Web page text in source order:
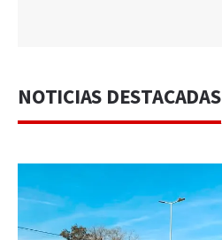
NOTICIAS DESTACADAS